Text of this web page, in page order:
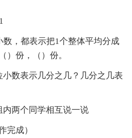
数，都表示把1个整体平均分成
）份，（）份。
小数表示几分之几？几分之几表
内两个同学相互说一说
完成）